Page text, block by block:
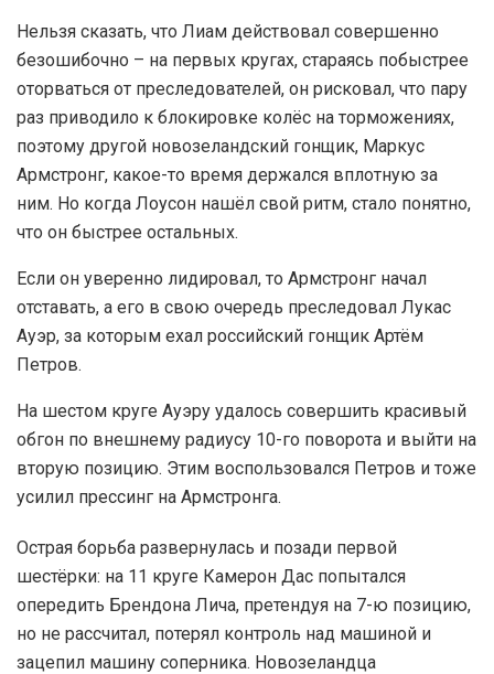
Нельзя сказать, что Лиам действовал совершенно
безошибочно – на первых кругах, стараясь побыстрее
оторваться от преследователей, он рисковал, что пару
раз приводило к блокировке колёс на торможениях,
поэтому другой новозеландский гонщик, Маркус
Армстронг, какое-то время держался вплотную за
ним. Но когда Лоусон нашёл свой ритм, стало понятно,
что он быстрее остальных.
Если он уверенно лидировал, то Армстронг начал
отставать, а его в свою очередь преследовал Лукас
Ауэр, за которым ехал российский гонщик Артём
Петров.
На шестом круге Ауэру удалось совершить красивый
обгон по внешнему радиусу 10-го поворота и выйти на
вторую позицию. Этим воспользовался Петров и тоже
усилил прессинг на Армстронга.
Острая борьба развернулась и позади первой
шестёрки: на 11 круге Камерон Дас попытался
опередить Брендона Лича, претендуя на 7-ю позицию,
но не рассчитал, потерял контроль над машиной и
зацепил машину соперника. Новозеландца